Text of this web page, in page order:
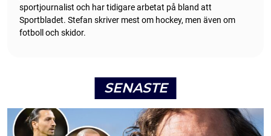
sportjournalist och har tidigare arbetat på bland att
Sportbladet. Stefan skriver mest om hockey, men även om
fotboll och skidor.
SENASTE